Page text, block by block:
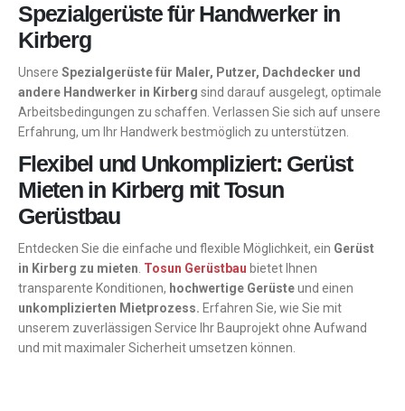
Spezialgerüste für Handwerker in
Kirberg
Unsere Spezialgerüste für Maler, Putzer, Dachdecker und
andere Handwerker in Kirberg sind darauf ausgelegt, optimale
Arbeitsbedingungen zu schaffen. Verlassen Sie sich auf unsere
Erfahrung, um Ihr Handwerk bestmöglich zu unterstützen.
Flexibel und Unkompliziert: Gerüst
Mieten in Kirberg mit Tosun
Gerüstbau
Entdecken Sie die einfache und flexible Möglichkeit, ein Gerüst
in Kirberg zu mieten Tosun Gerüstbau bietet Ihnen
transparente Konditionen, hochwertige Gerüsteund einen
unkomplizierten Mietprozess. Erfahren Sie, wie Sie mit
unserem zuverlässigen Service Ihr Bauprojekt ohne Aufwand
und mit maximaler Sicherheit umsetzen können.